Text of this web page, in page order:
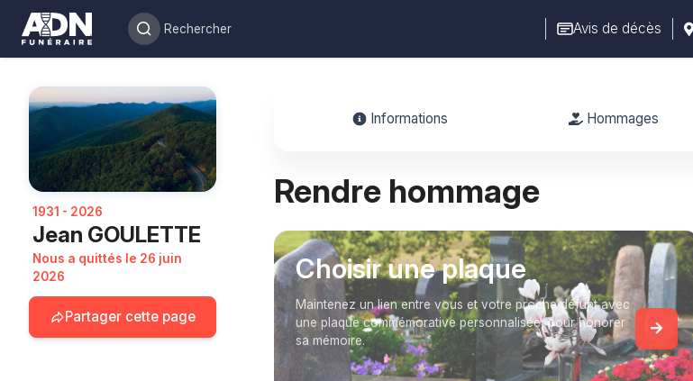
Avis de décès
1931 - 2026
Jean GOULETTE
Nous a quittés le 26 juin
2026
Partager cette page
Informations Hommages
Rendre hommage
Choisir une plaque
Maintenez un lien entre vous et votre proche défunt avec
une plaque commémorative personnalisée, pour honorer
sa mémoire.